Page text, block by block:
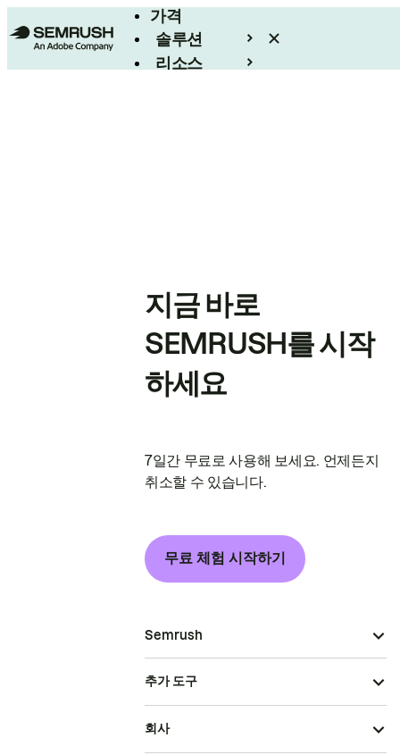
가격
솔루션
리소스
지금 바로
SEMRUSH를 시작
하세요
7일간 무료로 사용해 보세요. 언제든지
취소할 수 있습니다.
무료 체험 시작하기
Semrush
추가 도구
회사